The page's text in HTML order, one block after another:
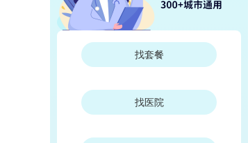
找套餐
找医院